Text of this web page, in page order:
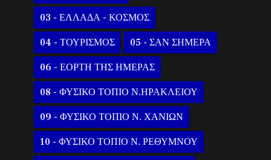
03 - ΕΛΛΑΔΑ - ΚΟΣΜΟΣ
04 - ΤΟΥΡΙΣΜΟΣ 05 - ΣΑΝ ΣΗΜΕΡΑ
06 - ΕΟΡΤΗ ΤΗΣ ΗΜΕΡΑΣ
08 - ΦΥΣΙΚΟ ΤΟΠΙΟ Ν.ΗΡΑΚΛΕΙΟΥ
09 - ΦΥΣΙΚΟ ΤΟΠΙΟ Ν. ΧΑΝΙΩΝ
10 - ΦΥΣΙΚΟ ΤΟΠΙΟ Ν. ΡΕΘΥΜΝΟΥ